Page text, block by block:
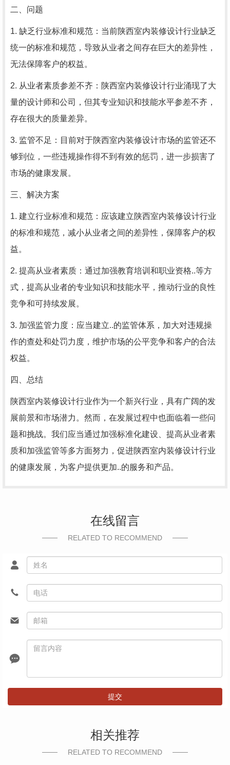
二、问题
1. 缺乏行业标准和规范：当前陕西室内装修设计行业缺乏
统一的标准和规范，导致从业者之间存在巨大的差异性，
无法保障客户的权益。
2. 从业者素质参差不齐：陕西室内装修设计行业涌现了大
量的设计师和公司，但其专业知识和技能水平参差不齐，
存在很大的质量差异。
3. 监管不足：目前对于陕西室内装修设计市场的监管还不
够到位，一些违规操作得不到有效的惩罚，进一步损害了
市场的健康发展。
三、解决方案
1. 建立行业标准和规范：应该建立陕西室内装修设计行业
的标准和规范，减小从业者之间的差异性，保障客户的权
益。
2. 提高从业者素质：通过加强教育培训和职业资格..等方
式，提高从业者的专业知识和技能水平，推动行业的良性
竞争和可持续发展。
3. 加强监管力度：应当建立..的监管体系，加大对违规操
作的查处和处罚力度，维护市场的公平竞争和客户的合法
权益。
四、总结
陕西室内装修设计行业作为一个新兴行业，具有广阔的发
展前景和市场潜力。然而，在发展过程中也面临着一些问
题和挑战。我们应当通过加强标准化建设、提高从业者素
质和加强监管等多方面努力，促进陕西室内装修设计行业
的健康发展，为客户提供更加..的服务和产品。
在线留言
RELATED TO RECOMMEND
提交
相关推荐
RELATED TO RECOMMEND